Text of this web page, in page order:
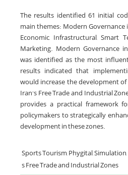
The results identified 61 initial
main themes: Modern Governance
Economic, Infrastructural, Smart
Marketing. Modern Governance
was identified as the most
results indicated that
would increase the development
Iran's Free Trade and Industrial
provides a practical framework
policymakers to strategically
development in these zones.
Sports Tourism, Phygital,
s Free Trade and Industrial Zones